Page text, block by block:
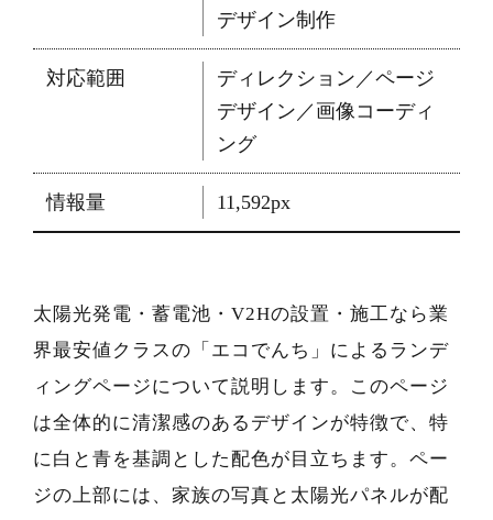
デザイン制作
対応範囲
ディレクション／ページ
デザイン／画像コーディ
ング
情報量 11,592px
太陽光発電・蓄電池・V2Hの設置・施工なら業
界最安値クラスの「エコでんち」によるランデ
ィングページについて説明します。このページ
は全体的に清潔感のあるデザインが特徴で、特
に白と青を基調とした配色が目立ちます。ペー
ジの上部には、家族の写真と太陽光パネルが配